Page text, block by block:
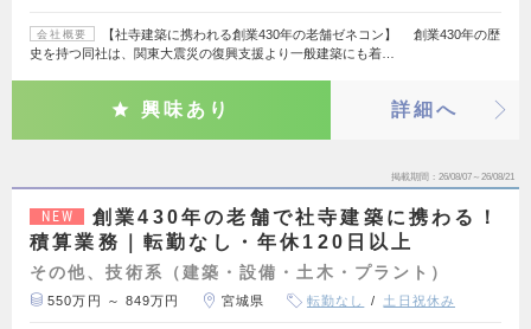
会社概要
【社寺建築に携われる創業430年の老舗ゼネコン】 創業430年の歴
史を持つ同社は、関東大震災の復興支援より一般建築にも着…
興味あり 詳細へ
掲載期間 26/08/07～26/08/21
NEW
創業430年の老舗で社寺建築に携わる！
積算業務｜転勤なし・年休120日以上
その他、技術系（建築・設備・土木・プラント）
550万円 ～ 849万円 宮城県 転勤なし 土日祝休み